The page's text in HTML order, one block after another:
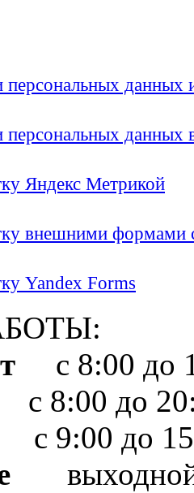
персональных
персональных
Яндекс Метрикой
внешними формами
Yandex Forms
с 8:00 до
до
до